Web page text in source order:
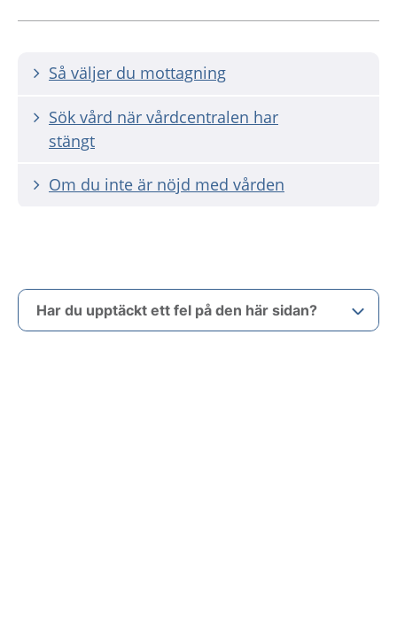
Så väljer du mottagning
Sök vård när vårdcentralen har
stängt
Om du inte är nöjd med vården
Har du upptäckt ett fel på den här sidan?